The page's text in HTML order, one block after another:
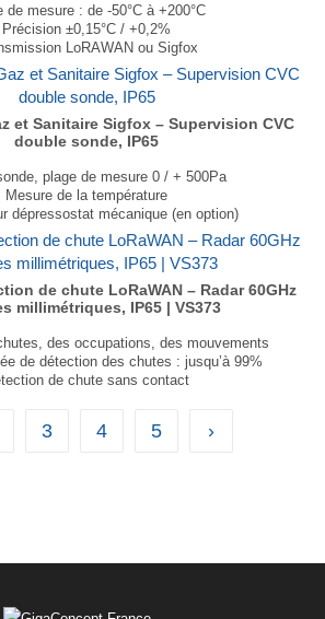
de mesure : de -50°C à +200°C
Précision ±0,15°C / +0,2%
LoRAWAN ou Sigfox
platine : PT100 ou PT1000
Indice de protection IP65
allant jusqu'à 10 ans
: 154 × 54 × 54 mm
Poids : 305g
et Sanitaire Sigfox – Supervision CVC
double sonde, IP65
plage de mesure 0 / + 500Pa
Mesure de la température
dépressostat mécanique (en option)
IP65
lithium 3,6V remplaçable
de plus de 8 ans
92 × 92 × 56 mm
de chute LoRaWAN – Radar 60GHz
millimétriques, IP65 | VS373
des occupations, des mouvements
de détection des chutes : jusqu’à 99%
de chute sans contact
Conforme RGPD
3 4 5 ›